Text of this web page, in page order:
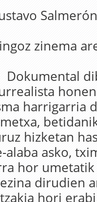
Salmerón
zinema
Dokumental
harrigarria
hizketan
alaba asko,
hor
dirudien
hori